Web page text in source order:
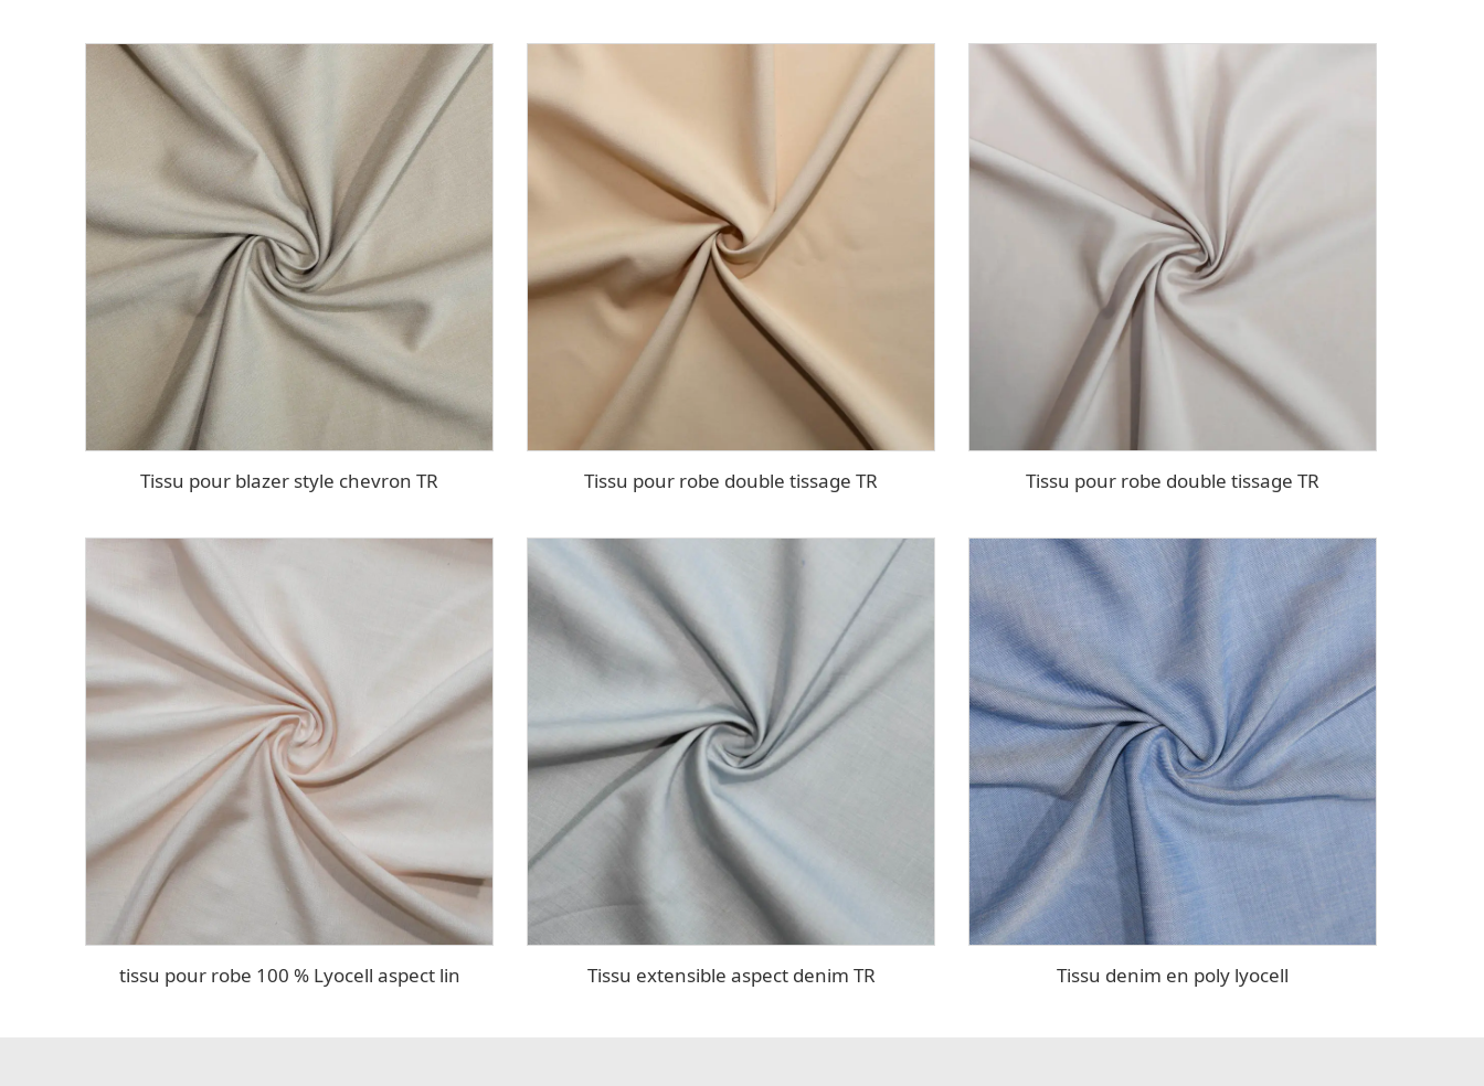
Tissu pour blazer style chevron TR Tissu pour robe double tissage TR Tissu pour robe double tissage TR
tissu pour robe 100 % Lyocell aspect lin Tissu extensible aspect denim TR Tissu denim en poly lyocell